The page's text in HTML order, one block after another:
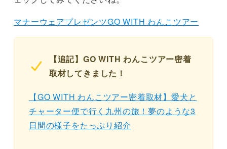
マナーウェアプレゼンツGO WITH わんこツアー
【追記】GO WITH わんこツアー密着
取材してきました！
【GO WITH わんこツアー密着取材】愛犬と
チャーター便で行く九州の旅！夢のような3
日間の様子をたっぷり紹介